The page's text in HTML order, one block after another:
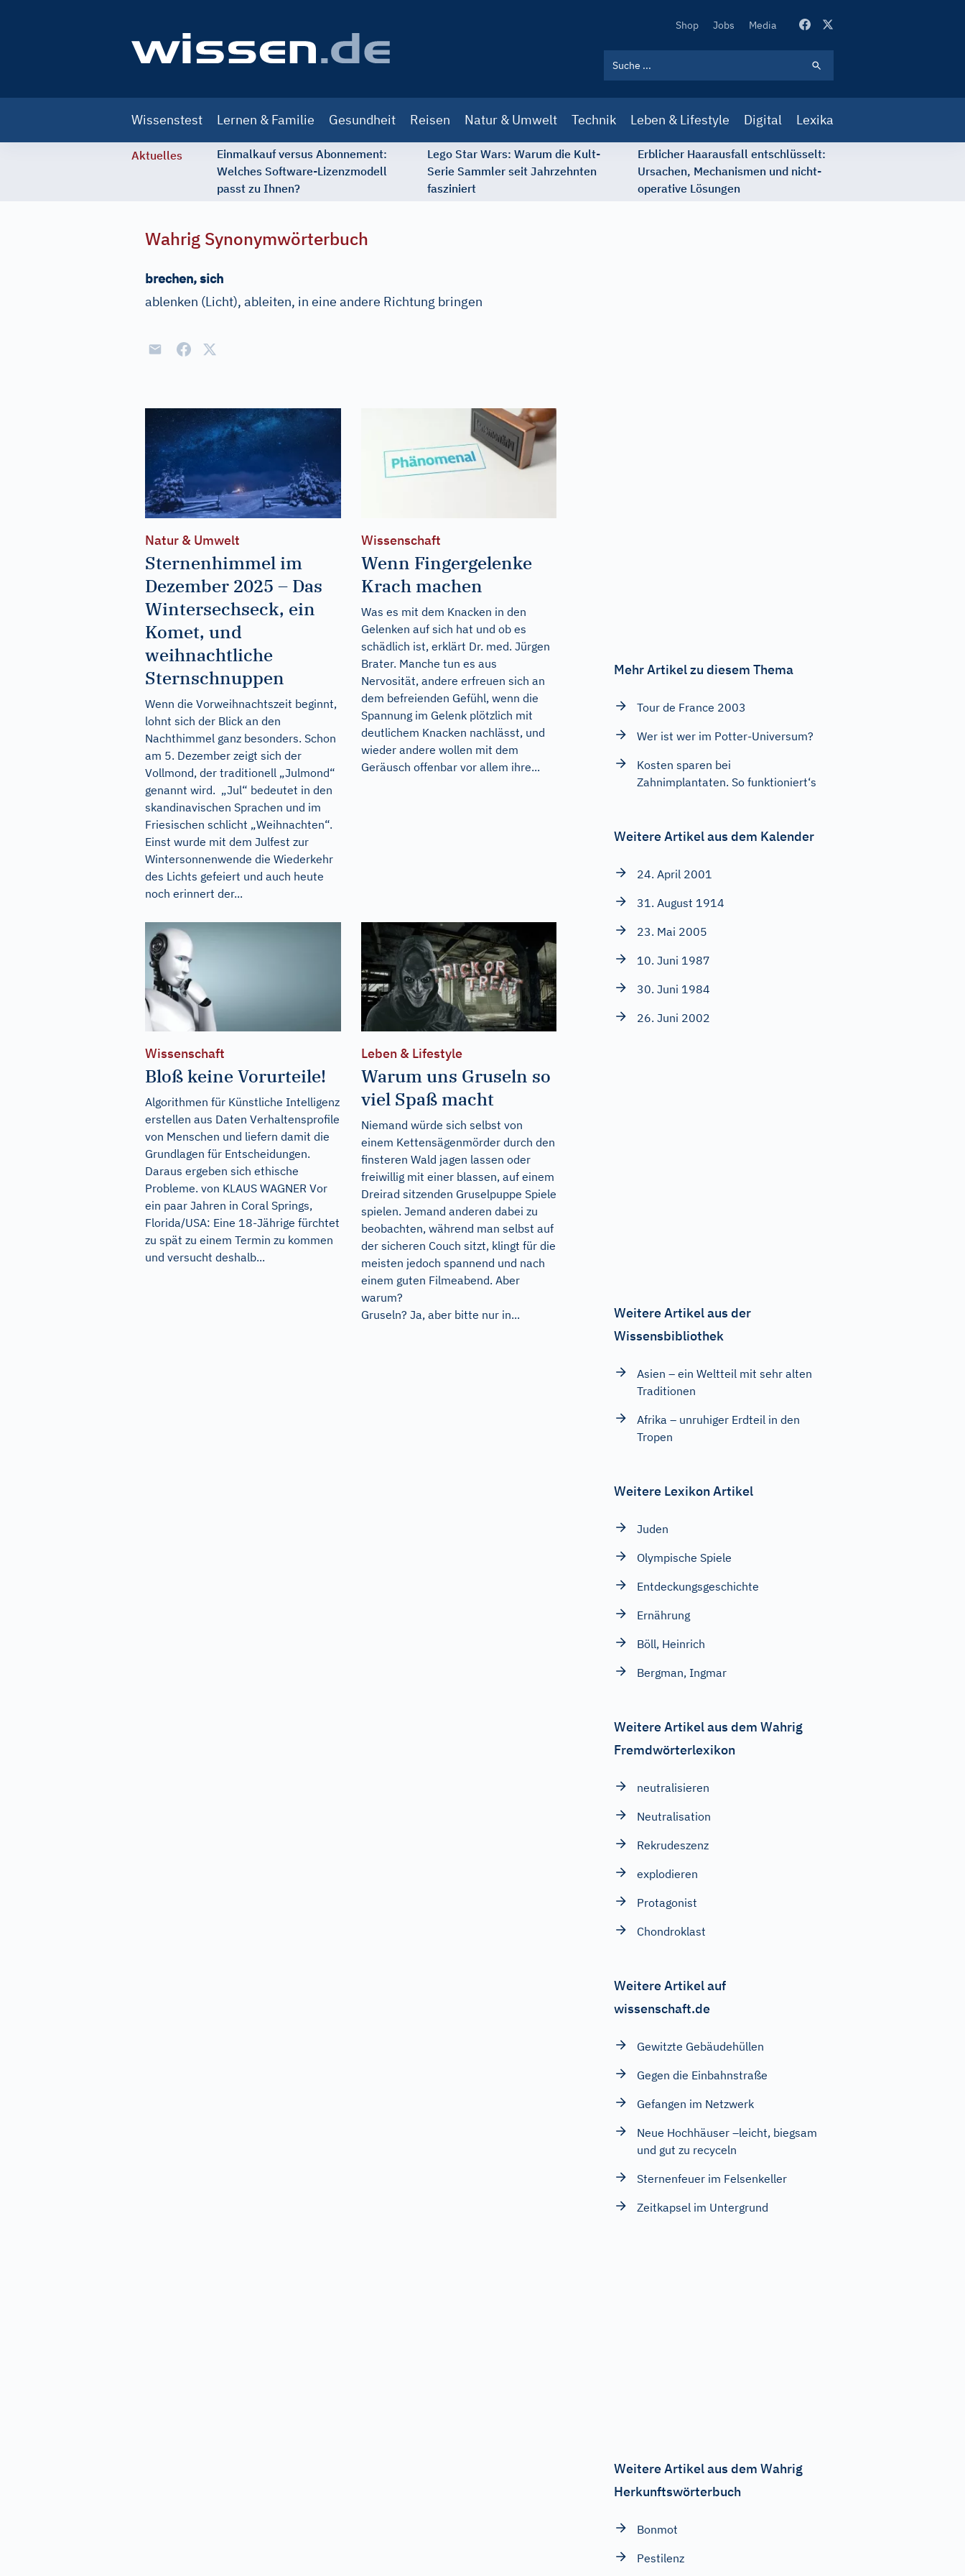
Secondary
Shop Jobs Media
navigation
Wissenstest Lernen & Familie Gesundheit Reisen Natur & Umwelt Technik Leben & Lifestyle Digital Lexika
Aktuelles
Einmalkauf versus Abonnement:
Welches Software-Lizenzmodell
passt zu Ihnen?
Lego Star Wars: Warum die Kult-
Serie Sammler seit Jahrzehnten
fasziniert
Erblicher Haarausfall entschlüsselt:
Ursachen, Mechanismen und nicht-
operative Lösungen
Wahrig Synonymwörterbuch
brechen, sich
ablenken (Licht), ableiten, in eine andere Richtung bringen
Natur & Umwelt
Sternenhimmel im
Dezember 2025 – Das
Wintersechseck, ein
Komet, und
weihnachtliche
Sternschnuppen
Wenn die Vorweihnachtszeit beginnt,
lohnt sich der Blick an den
Nachthimmel ganz besonders. Schon
am 5. Dezember zeigt sich der
Vollmond, der traditionell „Julmond“
genannt wird. „Jul“ bedeutet in den
skandinavischen Sprachen und im
Friesischen schlicht „Weihnachten“.
Einst wurde mit dem Julfest zur
Wintersonnenwende die Wiederkehr
des Lichts gefeiert und auch heute
noch erinnert der...
Wissenschaft
Wenn Fingergelenke
Krach machen
Was es mit dem Knacken in den
Gelenken auf sich hat und ob es
schädlich ist, erklärt Dr. med. Jürgen
Brater. Manche tun es aus
Nervosität, andere erfreuen sich an
dem befreienden Gefühl, wenn die
Spannung im Gelenk plötzlich mit
deutlichem Knacken nachlässt, und
wieder andere wollen mit dem
Geräusch offenbar vor allem ihre...
Wissenschaft
Bloß keine Vorurteile!
Algorithmen für Künstliche Intelligenz
erstellen aus Daten Verhaltensprofile
von Menschen und liefern damit die
Grundlagen für Entscheidungen.
Daraus ergeben sich ethische
Probleme. von KLAUS WAGNER Vor
ein paar Jahren in Coral Springs,
Florida/USA: Eine 18-Jährige fürchtet
zu spät zu einem Termin zu kommen
und versucht deshalb...
Leben & Lifestyle
Warum uns Gruseln so
viel Spaß macht
Niemand würde sich selbst von
einem Kettensägenmörder durch den
finsteren Wald jagen lassen oder
freiwillig mit einer blassen, auf einem
Dreirad sitzenden Gruselpuppe Spiele
spielen. Jemand anderen dabei zu
beobachten, während man selbst auf
der sicheren Couch sitzt, klingt für die
meisten jedoch spannend und nach
einem guten Filmeabend. Aber
warum?
Gruseln? Ja, aber bitte nur in...
Mehr Artikel zu diesem Thema
Tour de France 2003
Wer ist wer im Potter-Universum?
Kosten sparen bei
Zahnimplantaten. So funktioniert‘s
Weitere Artikel aus dem Kalender
24. April 2001
31. August 1914
23. Mai 2005
10. Juni 1987
30. Juni 1984
26. Juni 2002
Weitere Artikel aus der
Wissensbibliothek
Asien – ein Weltteil mit sehr alten
Traditionen
Afrika – unruhiger Erdteil in den
Tropen
Weitere Lexikon Artikel
Juden
Olympische Spiele
Entdeckungsgeschichte
Ernährung
Böll, Heinrich
Bergman, Ingmar
Weitere Artikel aus dem Wahrig
Fremdwörterlexikon
neutralisieren
Neutralisation
Rekrudeszenz
explodieren
Protagonist
Chondroklast
Weitere Artikel auf
wissenschaft.de
Gewitzte Gebäudehüllen
Gegen die Einbahnstraße
Gefangen im Netzwerk
Neue Hochhäuser –leicht, biegsam
und gut zu recyceln
Sternenfeuer im Felsenkeller
Zeitkapsel im Untergrund
Weitere Artikel aus dem Wahrig
Herkunftswörterbuch
Bonmot
Pestilenz